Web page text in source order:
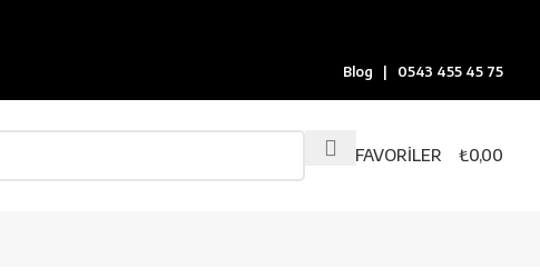
Blog 0543 455 45 75
FAVORILER ₺0,00